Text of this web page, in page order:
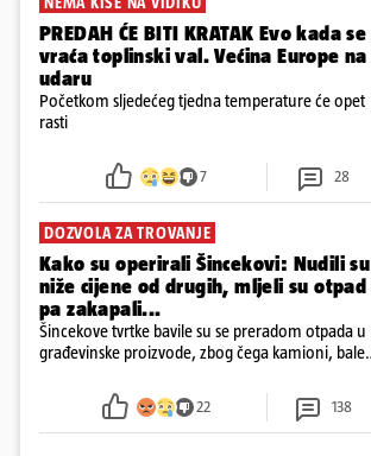
PREDAH ĆE BITI KRATAK Evo kada se
vraća toplinski val. Većina Europe na
udaru
Početkom sljedećeg tjedna temperature će opet
rasti
7 28
DOZVOLA ZA TROVANJE
Kako su operirali Šincekovi: Nudili su
niže cijene od drugih, mljeli su otpad
pa zakapali...
Šincekove tvrtke bavile su se preradom otpada u
građevinske proizvode, zbog čega kamioni, bale
22 138